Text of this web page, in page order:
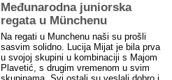
Međunarodna juniorska
regata u Münchenu
Na regati u Munchenu naši su prošli
sasvim solidno. Lucija Mijat je bila prva
u svojoj skupini u kombinaciji s Majom
Plavetić, s drugim vremenom u svim